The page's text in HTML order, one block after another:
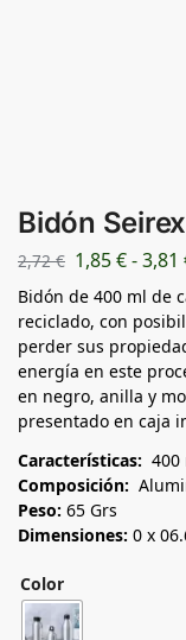
Bidón Seirex
2,72€ 1,85€-3,81
Bidón de 400 ml de
reciclado, con
perder sus
energía en este
en negro, anilla y
presentado en caja
Características: 400
Composición:
Peso: 65 Grs
Dimensiones: 0 x
Color